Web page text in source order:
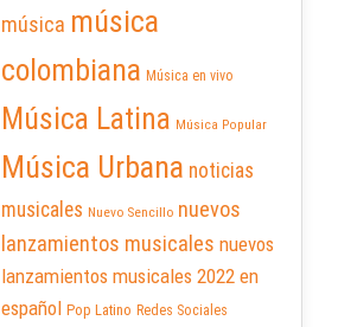
música música
colombiana Música en vivo
Música Latina Música Popular
Música Urbana noticias
musicales Nuevo Sencillo nuevos
lanzamientos musicales nuevos
lanzamientos musicales 2022 en
español Pop Latino Redes Sociales